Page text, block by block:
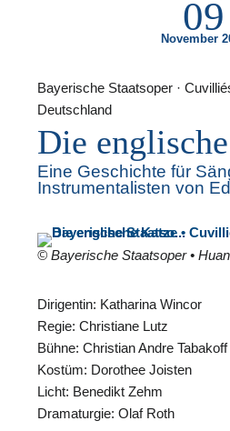
09
November
Bayerische Staatsoper ·
Deutschland
Die
Eine Geschichte für
Instrumentalisten von
© Bayerische Staatsoper •
Dirigentin: Katharina Wincor
Regie: Christiane Lutz
Bühne: Christian Andre Tabakoff
Kostüm: Dorothee Joisten
Licht: Benedikt Zehm
Dramaturgie: Olaf Roth